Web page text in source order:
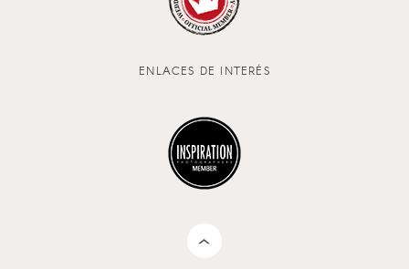
ENLACES DE INTERÉS